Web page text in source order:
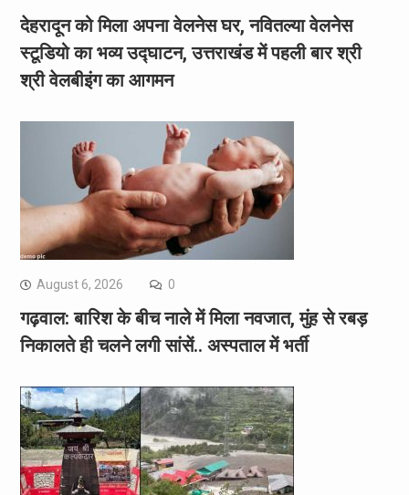
देहरादून को मिला अपना वेलनेस घर, नवितल्या वेलनेस
स्टूडियो का भव्य उद्घाटन, उत्तराखंड में पहली बार श्री
श्री वेलबीइंग का आगमन
August 6, 2026 0
गढ़वाल: बारिश के बीच नाले में मिला नवजात, मुंह से रबड़
निकालते ही चलने लगी सांसें.. अस्पताल में भर्ती